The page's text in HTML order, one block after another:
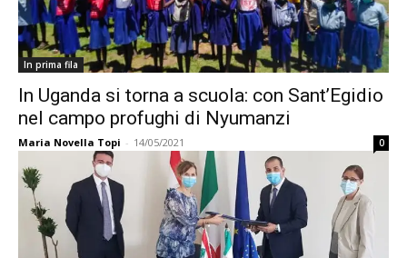
In prima fila
In Uganda si torna a scuola: con Sant’Egidio
nel campo profughi di Nyumanzi
Maria Novella Topi - 14/05/2021 0